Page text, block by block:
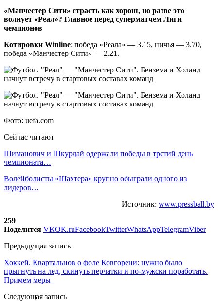
«Манчестер Сити» страсть как хорош, но разве это
волнует «Реал»? Главное перед суперматчем Лиги
чемпионов
Котировки Winline: победа «Реала» — 3.15, ничья — 3.70,
победа «Манчестер Сити» — 2.21.
Фото: uefa.com
Сейчас читают
Шиманович и Шкурдай одержали победы в третий день
чемпионата…
Волейболисты «Шахтера» крупно обыграли одного из
лидеров…
Источник: www.pressball.by
259
Поделится VKOK.ruFacebookTwitterWhatsAppTelegramViber
Предыдущая запись
Хоккей. Квартальнов о фоле Ковгорени: нужно было
прыгнуть на лед, скинуть перчатки и по-мужски поработать.
Примем меры
Следующая запись